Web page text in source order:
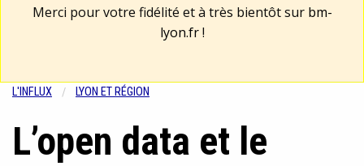
Merci pour votre fidélité et à très bientôt sur bm-
lyon.fr!
L'INFLUX LYON ET RÉGION
L’open data et le